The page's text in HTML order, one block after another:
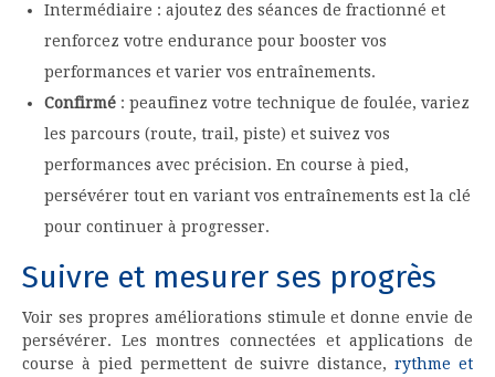
Intermédiaire : ajoutez des séances de fractionné et
renforcez votre endurance pour booster vos
performances et varier vos entraînements.
Confirmé : peaufinez votre technique de foulée, variez
les parcours (route, trail, piste) et suivez vos
performances avec précision. En course à pied,
persévérer tout en variant vos entraînements est la clé
pour continuer à progresser.
Suivre et mesurer ses progrès
Voir ses propres améliorations stimule et donne envie de
persévérer. Les montres connectées et applications de
course à pied permettent de suivre distance,rythme et